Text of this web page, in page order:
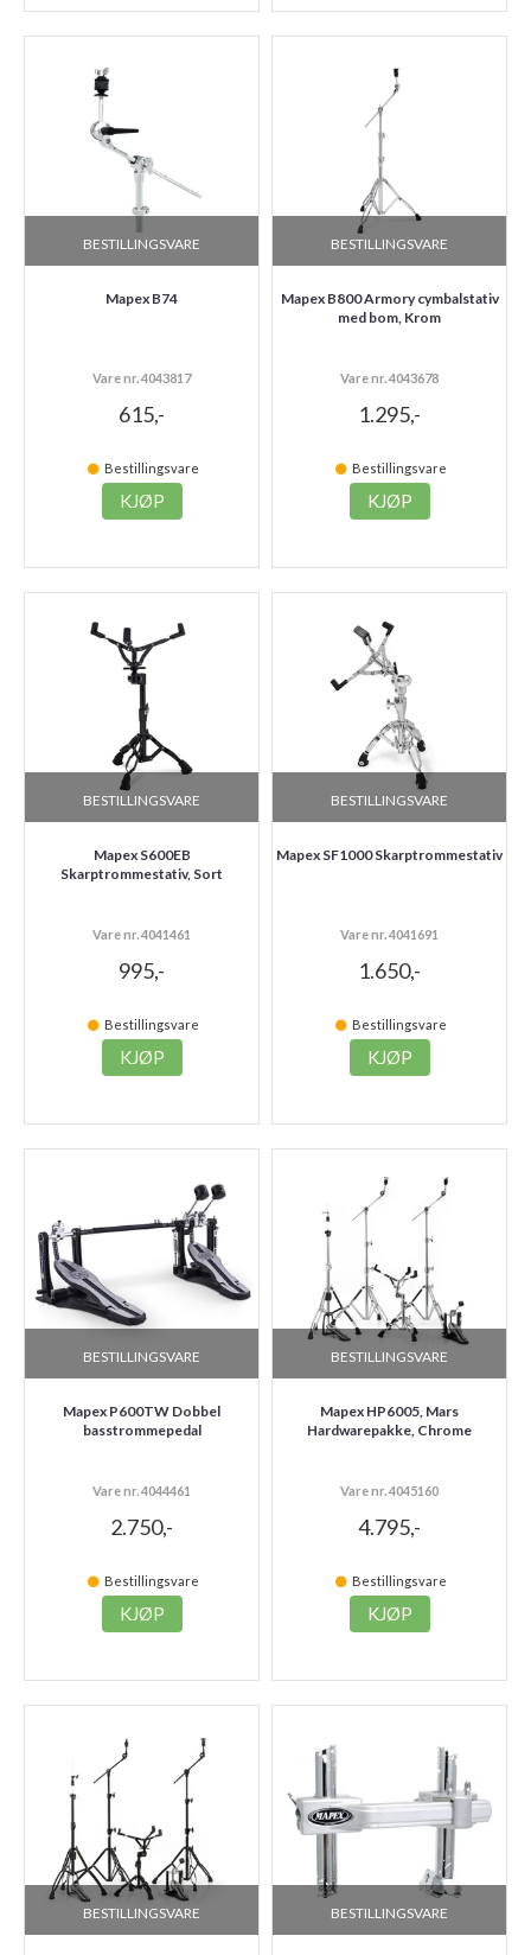
BESTILLINGSVARE
Mapex B74
Vare nr. 4043817
615,-
Bestillingsvare
KJØP
BESTILLINGSVARE
Mapex B800 Armory cymbalstativ
med bom, Krom
Vare nr. 4043678
1.295,-
Bestillingsvare
KJØP
BESTILLINGSVARE
Mapex S600EB
Skarptrommestativ, Sort
Vare nr. 4041461
995,-
Bestillingsvare
KJØP
BESTILLINGSVARE
Mapex SF1000 Skarptrommestativ
Vare nr. 4041691
1.650,-
Bestillingsvare
KJØP
BESTILLINGSVARE
Mapex P600TW Dobbel
basstrommepedal
Vare nr. 4044461
2.750,-
Bestillingsvare
KJØP
BESTILLINGSVARE
Mapex HP6005, Mars
Hardwarepakke, Chrome
Vare nr. 4045160
4.795,-
Bestillingsvare
KJØP
BESTILLINGSVARE BESTILLINGSVARE